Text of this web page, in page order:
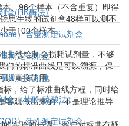
、96个样本（不含重复）即得
思生物的试剂盒48样可以测不
于100个样本。
曲线绘制会损耗试剂量，不够
们的标准曲线是可以溯源，保
直接使用。
，给了标准曲线方程，同时给
客观做出来的，不是理论推导
盒(HK酶法)
）含量测定试剂盒
测定试剂盒
测定试剂盒
盒（苯酚-硫酸法）
）活性测定试剂盒